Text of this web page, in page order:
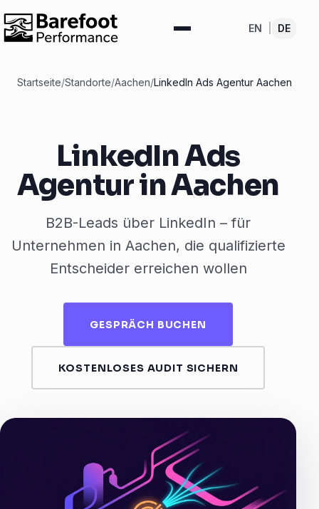
EN DE
Startseite/Standorte/Aachen/LinkedIn Ads Agentur Aachen
LinkedIn Ads
Agentur in Aachen
B2B-Leads über LinkedIn – für
Unternehmen in Aachen, die qualifizierte
Entscheider erreichen wollen
GESPRÄCH BUCHEN
KOSTENLOSES AUDIT SICHERN